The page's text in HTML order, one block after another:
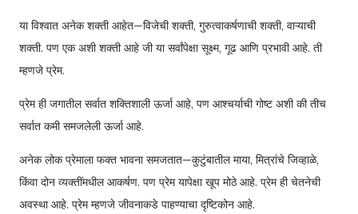
या विश्वात अनेक शक्ती आहेत—विजेची शक्ती, गुरुत्वाकर्षणाची शक्ती, वाऱ्याची
शक्ती. पण एक अशी शक्ती आहे जी या सर्वांपेक्षा सूक्ष्म, गूढ आणि प्रभावी आहे. ती
म्हणजे प्रेम.
प्रेम ही जगातील सर्वात शक्तिशाली ऊर्जा आहे, पण आश्चर्याची गोष्ट अशी की तीच
सर्वात कमी समजलेली ऊर्जा आहे.
अनेक लोक प्रेमाला फक्त भावना समजतात—कुटुंबातील माया, मित्रांचे जिव्हाळे,
किंवा दोन व्यक्तींमधील आकर्षण. पण प्रेम यापेक्षा खूप मोठे आहे. प्रेम ही चेतनेची
अवस्था आहे. प्रेम म्हणजे जीवनाकडे पाहण्याचा दृष्टिकोन आहे.